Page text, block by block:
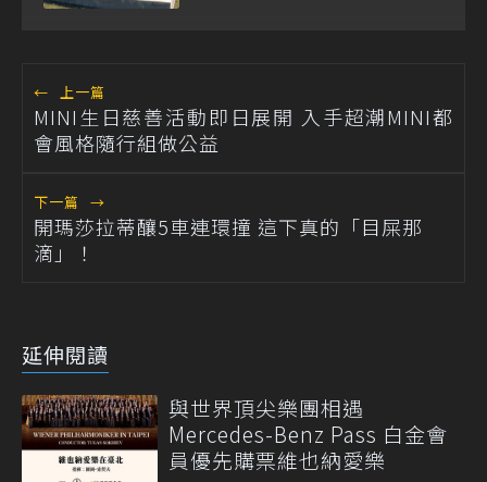
← 上一篇
MINI生日慈善活動即日展開 入手超潮MINI都
會風格隨行組做公益
下一篇 →
開瑪莎拉蒂釀5車連環撞 這下真的「目屎那
滴」！
延伸閱讀
與世界頂尖樂團相遇
Mercedes-Benz Pass 白金會
員優先購票維也納愛樂